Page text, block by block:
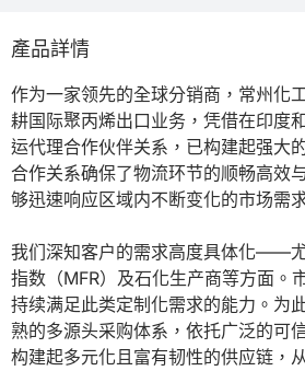
產品詳情
作为一家领先的全球分销商，常州化
耕国际聚丙烯出口业务，凭借在印度
运代理合作伙伴关系，已构建起强大
合作关系确保了物流环节的顺畅高效
够迅速响应区域内不断变化的市场需
我们深知客户的需求高度具体化——
指数（MFR）及石化生产商等方面。
持续满足此类定制化需求的能力。为
熟的多源头采购体系，依托广泛的可
构建起多元化且富有韧性的供应链，